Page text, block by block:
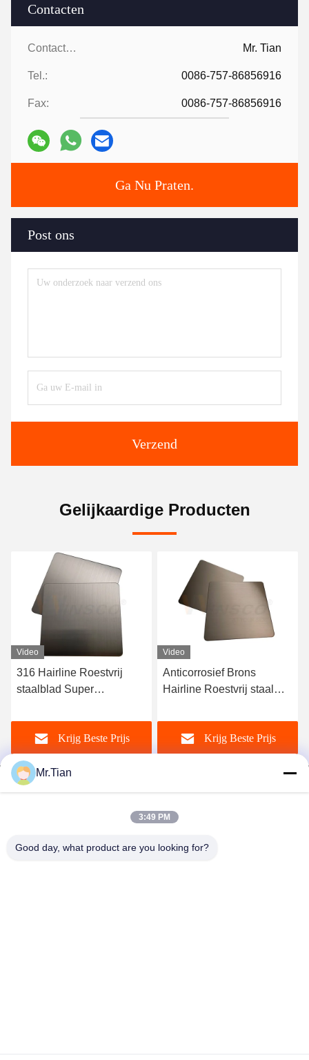
Contacten
Contacten: Mr. Tian
Tel.: 0086-757-86856916
Fax: 0086-757-86856916
Ga Nu Praten.
Post ons
Verzend
Gelijkaardige Producten
Video
Anticorrosief Brons
Hairline Roestvrij staal
Krijg Beste Prijs
Video
Van het satijn de Rode
Koper Hairline
Nieuwe Stijl van het het
Roestvrije staalblad 316l
Krijg Beste Prijs
Co., Ltd.
Mr.Tian
3:49 PM
Good day, what product are you looking for?